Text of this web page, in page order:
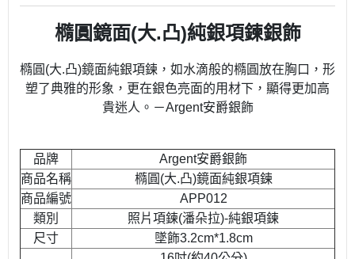
橢圓鏡面(大.凸)純銀項鍊銀飾
橢圓(大.凸)鏡面純銀項鍊，如水滴般的橢圓放在胸口，形
塑了典雅的形象，更在銀色亮面的用材下，顯得更加高
貴迷人。－Argent安爵銀飾
品牌
Argent安爵銀飾
商品名稱
橢圓(大.凸)鏡面純銀項鍊
商品編號
APP012
類別
照片項鍊(潘朵拉)-純銀項鍊
尺寸
墜飾3.2cm*1.8cm